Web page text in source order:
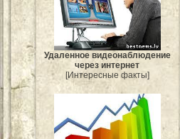
Удаленное видеонаблюдение
через интернет
[Интересные факты]